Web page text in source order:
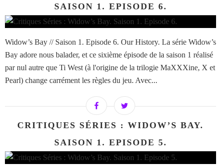
SAISON 1. EPISODE 6.
Widow’s Bay // Saison 1. Episode 6. Our History. La série Widow’s
Bay adore nous balader, et ce sixième épisode de la saison 1 réalisé
par nul autre que Ti West (à l'origine de la trilogie MaXXXine, X et
Pearl) change carrément les règles du jeu. Avec...
CRITIQUES SÉRIES : WIDOW’S BAY.
SAISON 1. EPISODE 5.